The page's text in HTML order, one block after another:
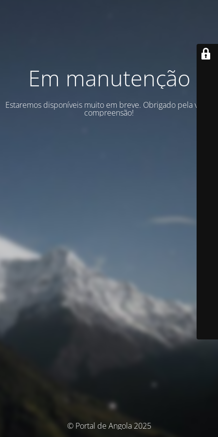
Em manutenção
Estaremos disponíveis muito em breve. Obrigado pela vossa
compreensão!
© Portal de Angola 2025